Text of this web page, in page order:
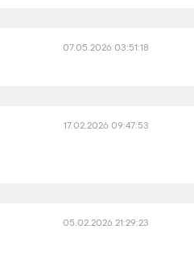
07.05.2026 03:51:18
17.02.2026 09:47:53
05.02.2026 21:29:23